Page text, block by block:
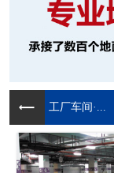
工厂车间·...